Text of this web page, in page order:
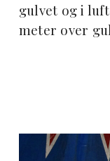
gulvet og i
meter over